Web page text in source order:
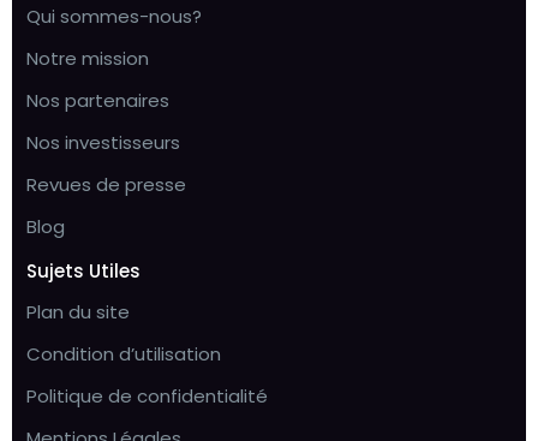
Qui sommes-nous?
Notre mission
Nos partenaires
Nos investisseurs
Revues de presse
Blog
Sujets Utiles
Plan du site
Condition d’utilisation
Politique de confidentialité